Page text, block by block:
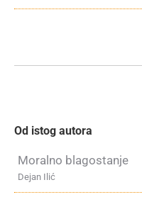
Od istog autora
Moralno blagostanje
Dejan Ilić